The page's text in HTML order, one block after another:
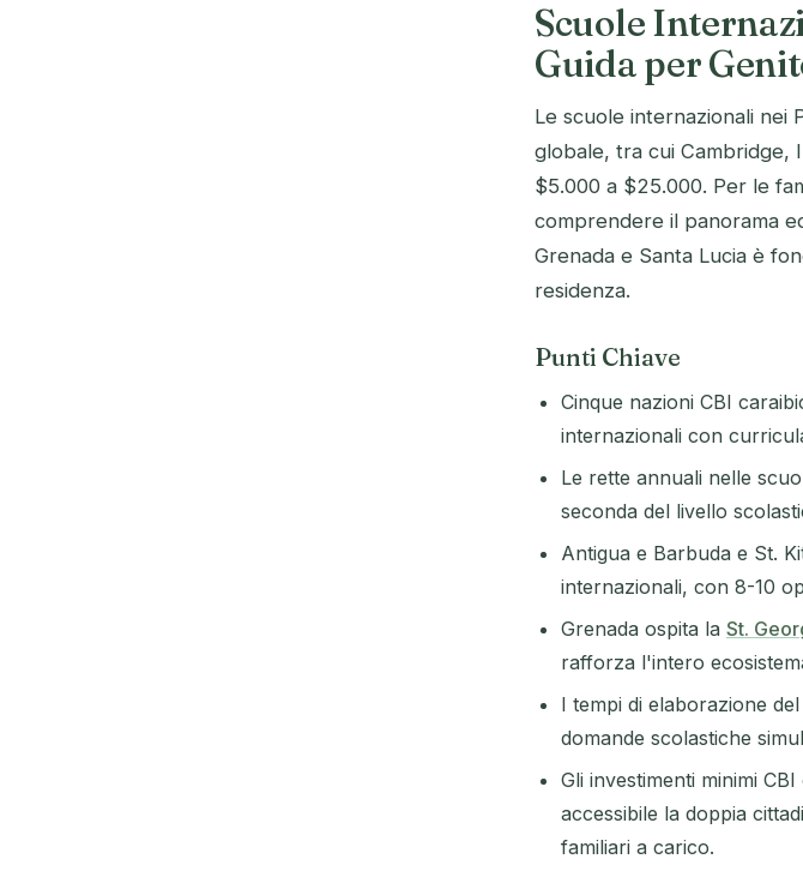
Scuole
Guida per
Le scuole internazionali nei
globale, tra cui Cambridge,
$5.000 a $25.000. Per le
comprendere il panorama
Grenada e Santa Lucia è
residenza.
Punti Chiave
Cinque nazioni CBI
internazionali con
Le rette annuali nelle
seconda del livello
Antigua e Barbuda e St.
internazionali, con 8-10
Grenada ospita la St.
rafforza l'intero
I tempi di elaborazione
domande scolastiche
Gli investimenti minimi
accessibile la doppia
familiari a carico.